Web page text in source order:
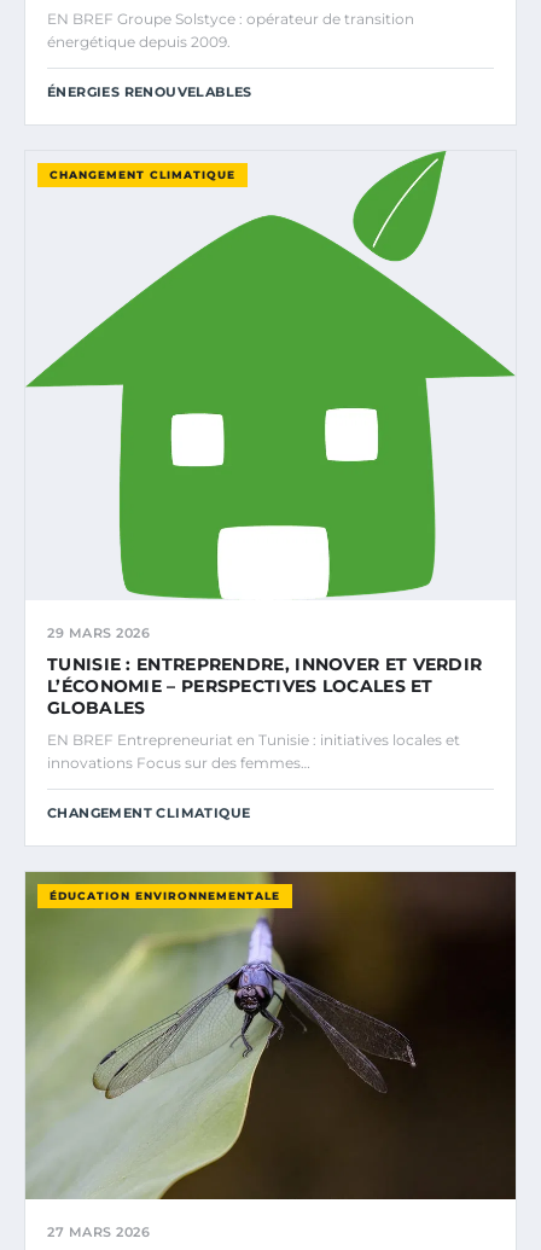
EN BREF Groupe Solstyce : opérateur de transition
énergétique depuis 2009.
ÉNERGIES RENOUVELABLES
CHANGEMENT CLIMATIQUE
29 MARS 2026
TUNISIE : ENTREPRENDRE, INNOVER ET VERDIR
L’ÉCONOMIE – PERSPECTIVES LOCALES ET
GLOBALES
EN BREF Entrepreneuriat en Tunisie : initiatives locales et
innovations Focus sur des femmes…
CHANGEMENT CLIMATIQUE
ÉDUCATION ENVIRONNEMENTALE
27 MARS 2026